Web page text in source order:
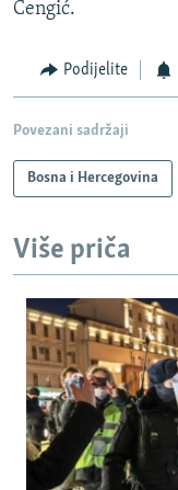
Čengić.
Podijelite
Povezani sadržaji
Bosna i Hercegovina
Više priča